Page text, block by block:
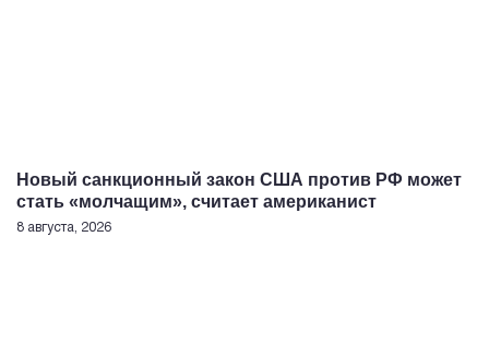
Новый санкционный закон США против РФ может
стать «молчащим», считает американист
8 августа, 2026